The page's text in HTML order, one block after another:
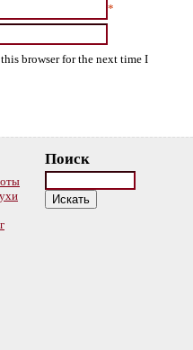
*
browser for the next time I
Поиск